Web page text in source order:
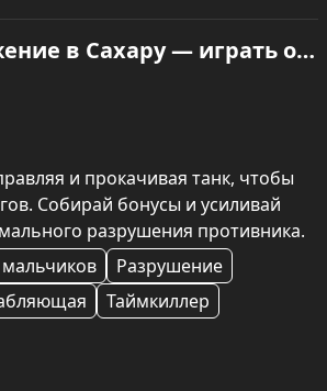
Вторжение в Сахару — играть онлайн
и прокачивая танк, чтобы
Собирай бонусы и усиливай
разрушения противника.
Разрушение
Таймкиллер